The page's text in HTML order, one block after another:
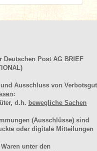
Post AG BRIEF
Ausschluss von Verbotsgut
:
d.h. bewegliche Sachen
(Ausschlüsse) sind
oder digitale Mitteilungen
unter den